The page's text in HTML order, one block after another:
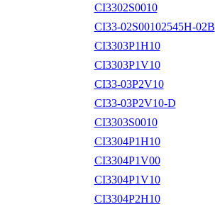
CI3302S0010
CI33-02S00102545H-02B
CI3303P1H10
CI3303P1V10
CI33-03P2V10
CI33-03P2V10-D
CI3303S0010
CI3304P1H10
CI3304P1V00
CI3304P1V10
CI3304P2H10